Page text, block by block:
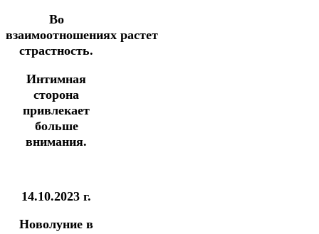
Во
взаимоотношениях растет
страстность.
Интимная
сторона
привлекает
больше
внимания.
14.10.2023 г.
Новолуние в